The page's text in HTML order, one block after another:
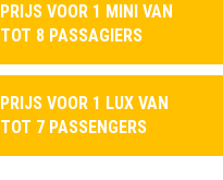
PRIJS VOOR 1 MINI VAN
TOT 8 PASSAGIERS
PRIJS VOOR 1 LUX VAN
TOT 7 PASSENGERS